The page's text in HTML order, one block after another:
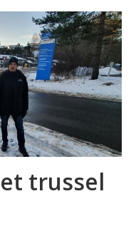
trussel